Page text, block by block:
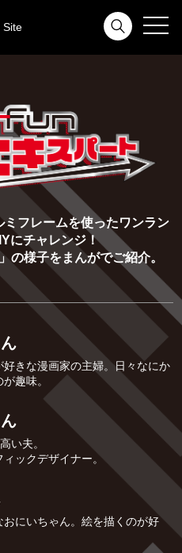
toggle
Site
フレームを使ったワンラン
にチャレンジ！
の様子をまんがでご紹介。
好きな漫画家の主婦。日々なにか
趣味。
い夫。
ィックデザイナー。
おにいちゃん。絵を描くのが好